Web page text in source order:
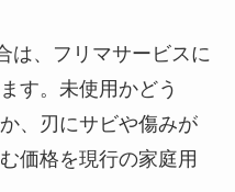
は、フリマサービスに
す。未使用かどう
、刃にサビや傷みが
価格を現行の家庭用